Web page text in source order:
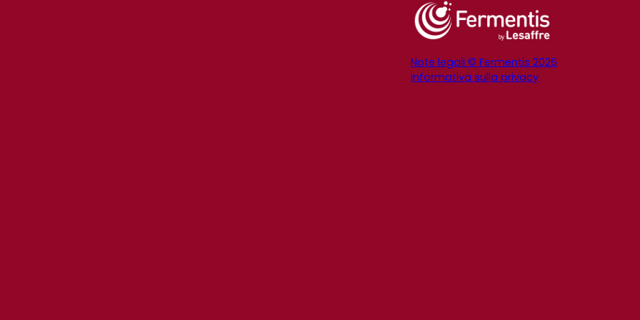
Note legali © Fermentis 2026
Informativa sulla privacy